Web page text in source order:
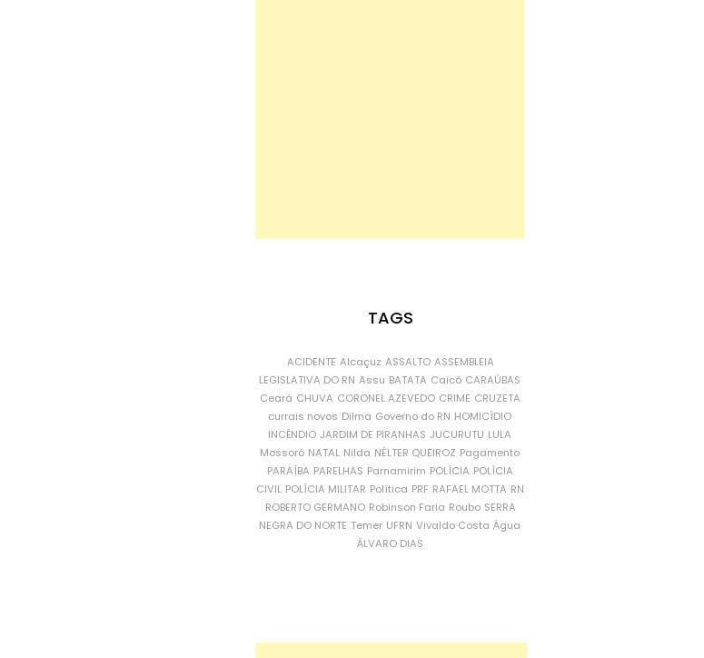
TAGS
ACIDENTE Alcaçuz ASSALTO ASSEMBLEIA
LEGISLATIVA DO RN Assu BATATA Caicó CARAÚBAS
Ceará CHUVA CORONEL AZEVEDO CRIME CRUZETA
currais novos Dilma Governo do RN HOMICÍDIO
INCÊNDIO JARDIM DE PIRANHAS JUCURUTU LULA
Mossoró NATAL Nilda NÉLTER QUEIROZ Pagamento
PARAÍBA PARELHAS Parnamirim POLÍCIA POLÍCIA
CIVIL POLÍCIA MILITAR Política PRF RAFAEL MOTTA RN
ROBERTO GERMANO Robinson Faria Roubo SERRA
NEGRA DO NORTE Temer UFRN Vivaldo Costa Água
ÁLVARO DIAS